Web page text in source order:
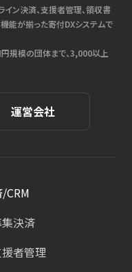
イン決済、支援者管理、領収書
能が揃った寄付DXシステムで
規模の団体まで、3,000以上
運営会社
CRM
決済
者管理